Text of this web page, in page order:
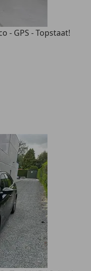
- GPS - Topstaat!